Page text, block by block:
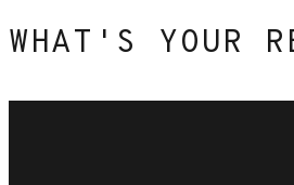
WHAT'S YOUR